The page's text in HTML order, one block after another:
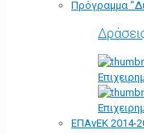
Πρόγραμμα
ΕΠΑνΕΚ 2014-